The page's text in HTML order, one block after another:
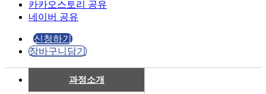
카카오스토리 공유
네이버 공유
신청하기
장바구니담기
과정소개